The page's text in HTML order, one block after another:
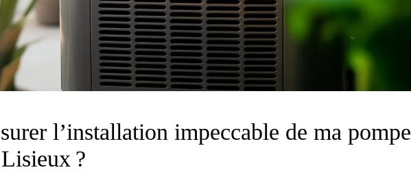
l’installation impeccable de ma pompe
?